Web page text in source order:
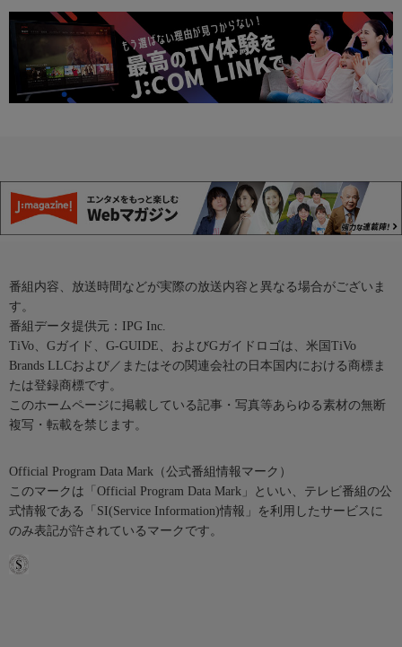
番組内容、放送時間などが実際の放送内容と異なる場合がございま
す。
番組データ提供元：IPG Inc.
TiVo、Gガイド、G-GUIDE、およびGガイドロゴは、米国TiVo
Brands LLCおよび／またはその関連会社の日本国内における商標ま
たは登録商標です。
このホームページに掲載している記事・写真等あらゆる素材の無断
複写・転載を禁じます。
Official Program Data Mark（公式番組情報マーク）
このマークは「Official Program Data Mark」といい、テレビ番組の公
式情報である「SI(Service Information)情報」を利用したサービスに
のみ表記が許されているマークです。